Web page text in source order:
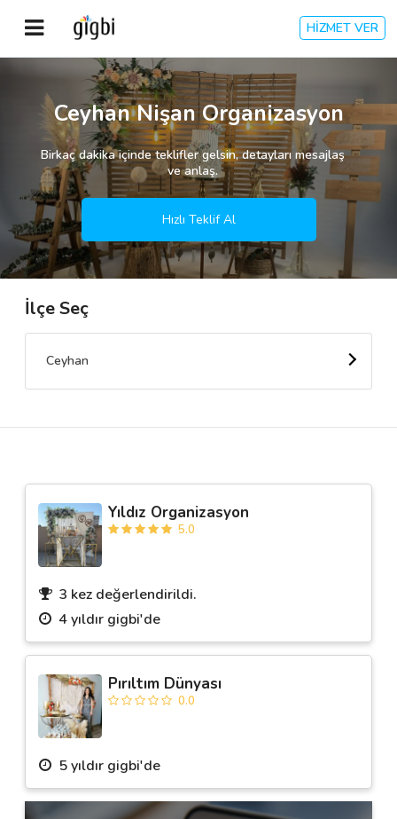
HİZMET VER
Anasayfa
Giriş Yap
Kayıt Ol
Kategoriler
🎈 Biz Kimiz?
🌟 Müşteri Değerlendirmeleri
Kariyer
Ceyhan Nişan Organizasyon
Birkaç dakika içinde teklifler gelsin, detayları mesajlaş
ve anlaş.
Hızlı Teklif Al
İlçe Seç
Ceyhan
Yıldız Organizasyon
5.0
3 kez değerlendirildi.
4 yıldır gigbi'de
Pırıltım Dünyası
0.0
5 yıldır gigbi'de